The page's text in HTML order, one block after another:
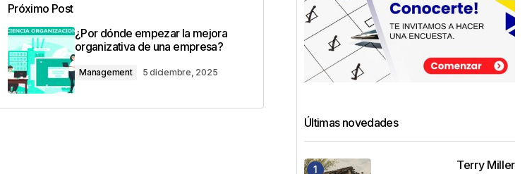
Los campos obligatorios están marcados
Próximo Post
¿Por dónde empezar la mejora
organizativa de una empresa?
Management 5 diciembre, 2025
Últimas novedades
Terry Miller